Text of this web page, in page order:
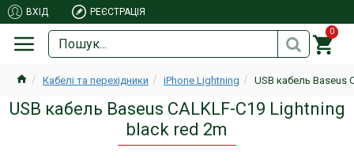
ВХІД РЕЄСТРАЦІЯ
0
Кабелі та перехідники iPhone Lightning USB кабель Baseus
USB кабель Baseus CALKLF-C19 Lightning
black red 2m